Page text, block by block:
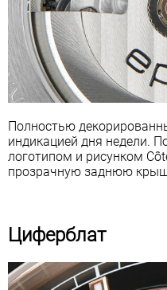
Полностью
индикацией дня недели.
логотипом и рисунком
прозрачную заднюю
Циферблат